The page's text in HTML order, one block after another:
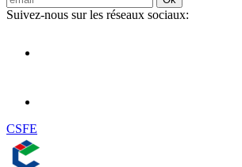
Suivez-nous sur les réseaux sociaux:
CSFE